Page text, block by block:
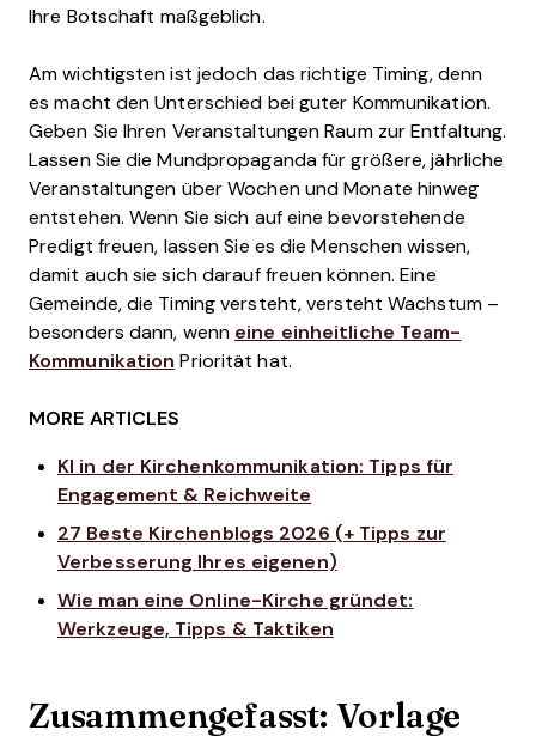
Ihre Botschaft maßgeblich.
Am wichtigsten ist jedoch das richtige Timing, denn
es macht den Unterschied bei guter Kommunikation.
Geben Sie Ihren Veranstaltungen Raum zur Entfaltung.
Lassen Sie die Mundpropaganda für größere, jährliche
Veranstaltungen über Wochen und Monate hinweg
entstehen. Wenn Sie sich auf eine bevorstehende
Predigt freuen, lassen Sie es die Menschen wissen,
damit auch sie sich darauf freuen können. Eine
Gemeinde, die Timing versteht, versteht Wachstum –
besonders dann, wenn eine einheitliche Team-
Kommunikation Priorität hat.
MORE ARTICLES
KI in der Kirchenkommunikation: Tipps für
Engagement & Reichweite
27 Beste Kirchenblogs 2026 (+ Tipps zur
Verbesserung Ihres eigenen)
Wie man eine Online-Kirche gründet:
Werkzeuge, Tipps & Taktiken
Zusammengefasst: Vorlage